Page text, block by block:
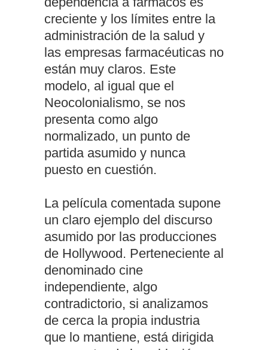
creciente y los límites entre la
administración de la salud y
las empresas farmacéuticas no
están muy claros. Este
modelo, al igual que el
Neocolonialismo, se nos
presenta como algo
normalizado, un punto de
partida asumido y nunca
puesto en cuestión.
La película comentada supone
un claro ejemplo del discurso
asumido por las producciones
de Hollywood. Perteneciente al
denominado cine
independiente, algo
contradictorio, si analizamos
de cerca la propia industria
que lo mantiene, está dirigida